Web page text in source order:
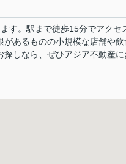
す。駅まで徒歩15分でアクセ
あるものの小規模な店舗や飲
しなら、ぜひアジア不動産に